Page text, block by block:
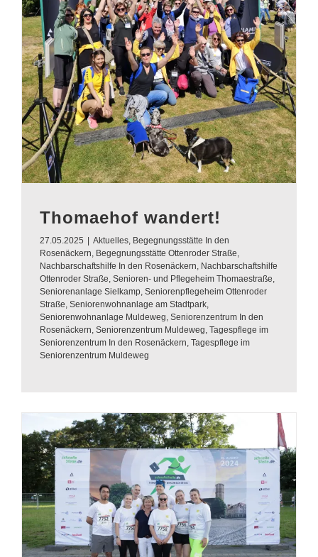
Thomaehof wandert!
27.05.2025 Aktuelles, Begegnungsstätte In den
Rosenäckern, Begegnungsstätte Ottenroder Straße,
Nachbarschaftshilfe In den Rosenäckern, Nachbarschaftshilfe
Ottenroder Straße, Senioren- und Pflegeheim Thomaestraße,
Seniorenanlage Sielkamp, Seniorenpflegeheim Ottenroder
Straße, Seniorenwohnanlage am Stadtpark,
Seniorenwohnanlage Muldeweg, Seniorenzentrum In den
Rosenäckern, Seniorenzentrum Muldeweg, Tagespflege im
Seniorenzentrum In den Rosenäckern, Tagespflege im
Seniorenzentrum Muldeweg